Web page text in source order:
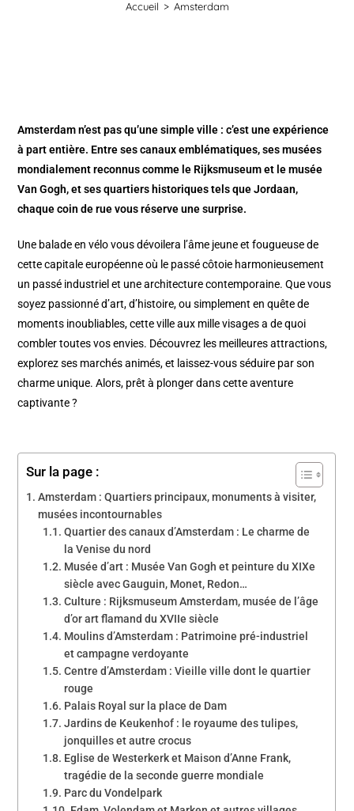
Accueil > Amsterdam
Amsterdam n’est pas qu’une simple ville : c’est une expérience
à part entière. Entre ses canaux emblématiques, ses musées
mondialement reconnus comme le Rijksmuseum et le musée
Van Gogh, et ses quartiers historiques tels que Jordaan,
chaque coin de rue vous réserve une surprise.
Une balade en vélo vous dévoilera l’âme jeune et fougueuse de
cette capitale européenne où le passé côtoie harmonieusement
un passé industriel et une architecture contemporaine. Que vous
soyez passionné d’art, d’histoire, ou simplement en quête de
moments inoubliables, cette ville aux mille visages a de quoi
combler toutes vos envies. Découvrez les meilleures attractions,
explorez ses marchés animés, et laissez-vous séduire par son
charme unique. Alors, prêt à plonger dans cette aventure
captivante ?
Sur la page :
Amsterdam : Quartiers principaux, monuments à visiter,
musées incontournables
Quartier des canaux d’Amsterdam : Le charme de
la Venise du nord
Musée d’art : Musée Van Gogh et peinture du XIXe
siècle avec Gauguin, Monet, Redon…
Culture : Rijksmuseum Amsterdam, musée de l’âge
d’or art flamand du XVIIe siècle
Moulins d’Amsterdam : Patrimoine pré-industriel
et campagne verdoyante
Centre d’Amsterdam : Vieille ville dont le quartier
rouge
Palais Royal sur la place de Dam
Jardins de Keukenhof : le royaume des tulipes,
jonquilles et autre crocus
Eglise de Westerkerk et Maison d’Anne Frank,
tragédie de la seconde guerre mondiale
Parc du Vondelpark